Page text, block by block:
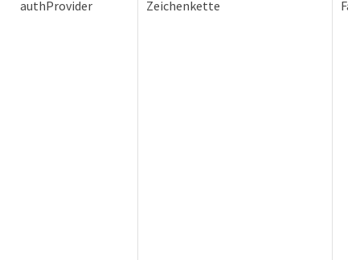
authProvider Zeichenkette